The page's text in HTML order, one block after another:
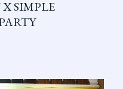
SIMPLE